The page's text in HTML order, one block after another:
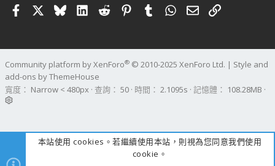
FacebookBlueskyLinkedIn
RedditPinterestTumblrWhatsApp
電子郵件
連結
Community platform by XenForo® © 2010-2025 XenForo Ltd. | Style and
add-ons by ThemeHouse
寬度
查詢 50 時間 2.1095s 記憶體 108.28MB
本站使用 cookies。若繼續使用本站，則視為您同意我們使用
cookie。